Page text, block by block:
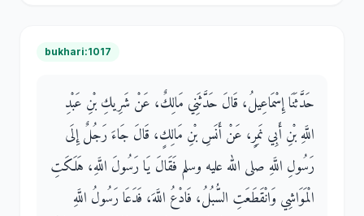
bukhari:1017
حَدَّثَنَا إِسْمَاعِيلُ، قَالَ حَدَّثَنِي مَالِكٌ، عَنْ شَرِيكِ بْنِ عَبْدِ
اللَّهِ بْنِ أَبِي نَمِرٍ، عَنْ أَنَسِ بْنِ مَالِكٍ، قَالَ جَاءَ رَجُلٌ إِلَى
رَسُولِ اللَّهِ صلى الله عليه وسلم فَقَالَ يَا رَسُولَ اللَّهِ، هَلَكَتِ
الْمَوَاشِي وَانْقَطَعَتِ السُّبُلُ، فَادْعُ اللَّهَ، فَدَعَا رَسُولُ اللَّهِ